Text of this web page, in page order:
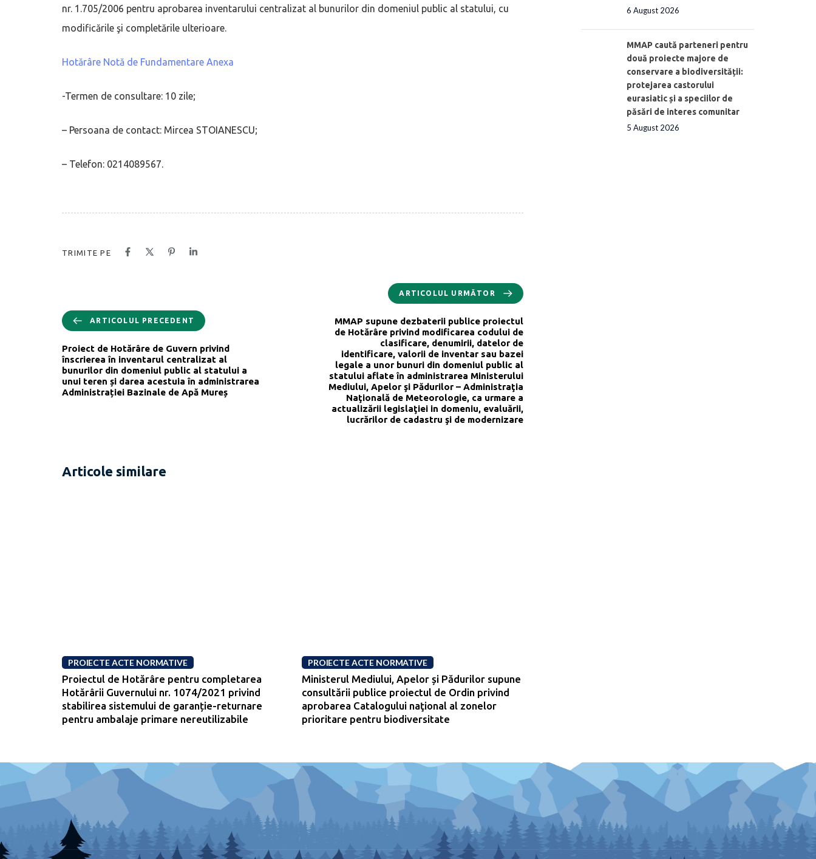
nr. 1.705/2006 pentru aprobarea inventarului centralizat al bunurilor din domeniul public al statului, cu
modificările şi completările ulterioare.
Hotărâre Notă de Fundamentare Anexa
-Termen de consultare: 10 zile;
– Persoana de contact: Mircea STOIANESCU;
– Telefon: 0214089567.
TRIMITE PE
ARTICOLUL PRECEDENT
Proiect de Hotărâre de Guvern privind
înscrierea în inventarul centralizat al
bunurilor din domeniul public al statului a
unui teren și darea acestuia în administrarea
Administrației Bazinale de Apă Mureș
ARTICOLUL URMĂTOR
MMAP supune dezbaterii publice proiectul
de Hotărâre privind modificarea codului de
clasificare, denumirii, datelor de
identificare, valorii de inventar sau bazei
legale a unor bunuri din domeniul public al
statului aflate în administrarea Ministerului
Mediului, Apelor şi Pădurilor – Administraţia
Naţională de Meteorologie, ca urmare a
actualizării legislaţiei in domeniu, evaluării,
lucrărilor de cadastru şi de modernizare
Articole similare
PROIECTE ACTE NORMATIVE
Proiectul de Hotărâre pentru completarea
Hotărârii Guvernului nr. 1074/2021 privind
stabilirea sistemului de garanție-returnare
pentru ambalaje primare nereutilizabile
PROIECTE ACTE NORMATIVE
Ministerul Mediului, Apelor și Pădurilor supune
consultării publice proiectul de Ordin privind
aprobarea Catalogului naţional al zonelor
prioritare pentru biodiversitate
6 August 2026
MMAP caută parteneri pentru
două proiecte majore de
conservare a biodiversității:
protejarea castorului
eurasiatic și a speciilor de
păsări de interes comunitar
5 August 2026